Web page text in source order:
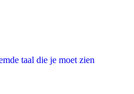
taal die je moet zien